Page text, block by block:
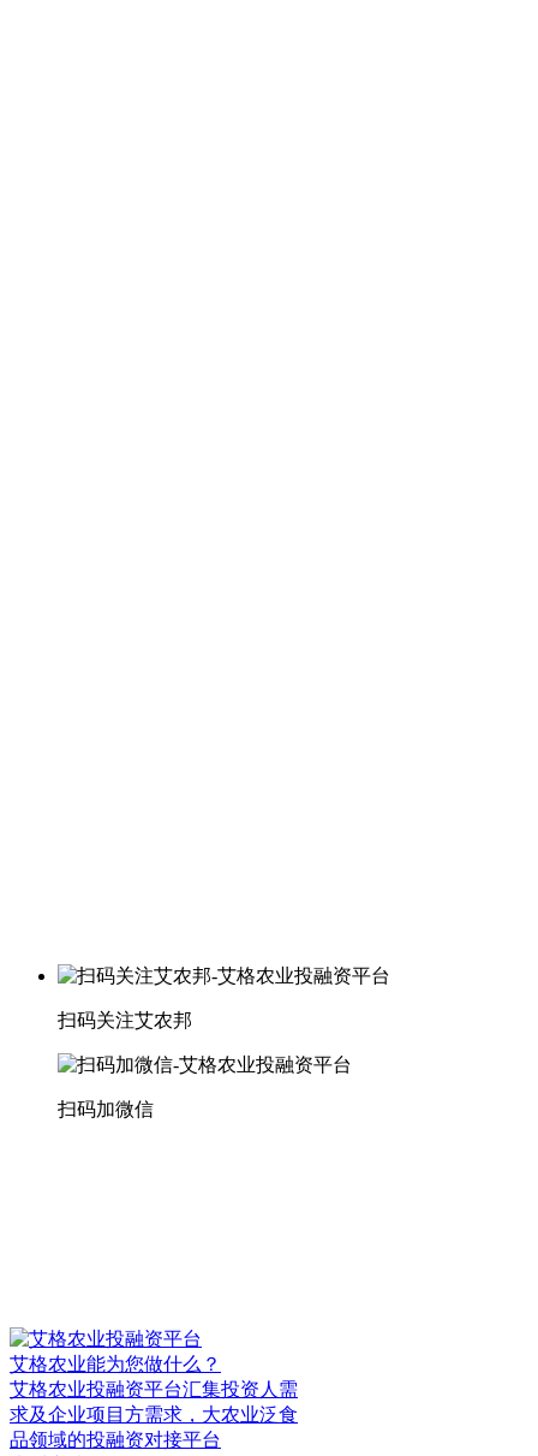
扫码关注艾农邦
扫码加微信
艾格农业能为您做什么？
艾格农业投融资平台汇集投资人需
求及企业项目方需求，大农业泛食
品领域的投融资对接平台